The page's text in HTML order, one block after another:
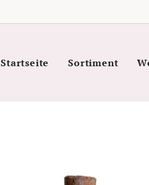
Startseite Sortiment